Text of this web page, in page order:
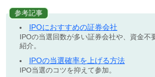
参考記事
IPOにおすすめの証券会社
IPOの当選回数が多い証券会社や、資金不
紹介。
IPOの当選確率を上げる方法
IPO当選のコツを抑えて参加。